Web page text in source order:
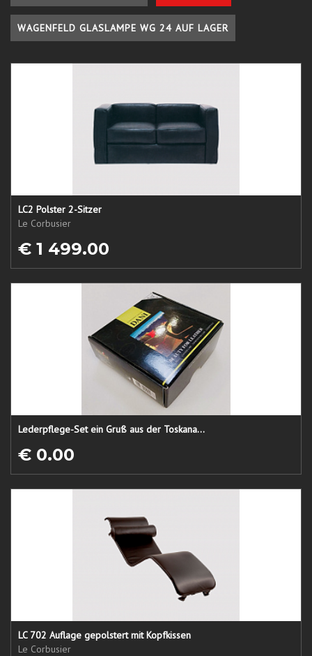
WAGENFELD GLASLAMPE WG 24 AUF LAGER
LC2 Polster 2-Sitzer
Le Corbusier
€ 1 499.00
Lederpflege-Set ein Gruß aus der Toskana...
€ 0.00
LC 702 Auflage gepolstert mit Kopfkissen
Le Corbusier